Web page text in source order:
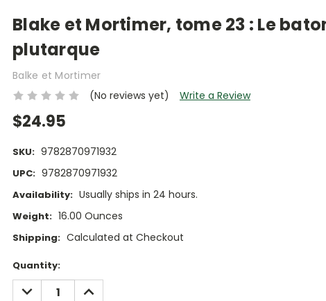
Blake et Mortimer, tome 23 : Le
plutarque
Balke et Mortimer
(No reviews yet)
Write a Review
$24.95
SKU: 9782870971932
UPC: 9782870971932
Availability: Usually ships in 24 hours.
Weight: 16.00 Ounces
Shipping: Calculated at Checkout
Current
Stock:
Quantity:
DECREASE
QUANTITY:
INCREASE
QUANTITY: